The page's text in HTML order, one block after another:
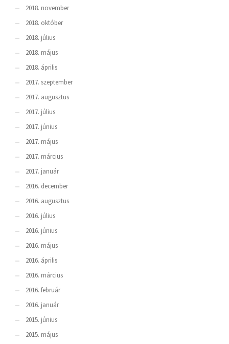
2018. november
2018. október
2018. július
2018. május
2018. április
2017. szeptember
2017. augusztus
2017. július
2017. június
2017. május
2017. március
2017. január
2016. december
2016. augusztus
2016. július
2016. június
2016. május
2016. április
2016. március
2016. február
2016. január
2015. június
2015. május